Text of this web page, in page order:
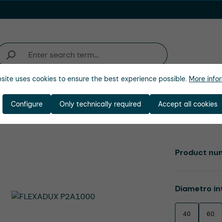
Select
Diametro
40 60
Product
uses cookies to ensure the best experience possible. More
Only technically required
Configure Accept all cookies